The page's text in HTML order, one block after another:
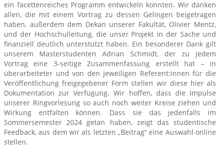
ein facettenreiches Programm entwickeln konnten. Wir danken
allen, die mit einem Vortrag zu dessen Gelingen beigetragen
haben, außerdem dem Dekan unserer Fakultät, Olivier Mentz,
und der Hochschulleitung, die unser Projekt in der Sache und
finanziell deutlich unterstützt haben. Ein besonderer Dank gilt
unserem Masterstudenten Adrian Schmidt, der zu jedem
Vortrag eine 3-seitige Zusammenfassung erstellt hat – in
überarbeiteter und von den jeweiligen Referent:innen für die
Veröffentlichung freigegebener Form stellen wir diese hier als
Dokumentation zur Verfügung. Wir hoffen, dass die Impulse
unserer Ringvorlesung so auch noch weiter Kreise ziehen und
Wirkung entfalten können. Dass sie das jedenfalls im
Sommersemester 2024 getan haben, zeigt das studentische
Feedback, aus dem wir als letzten „Beitrag“ eine Auswahl online
stellen.